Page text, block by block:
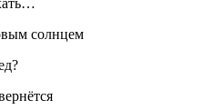
солнцем